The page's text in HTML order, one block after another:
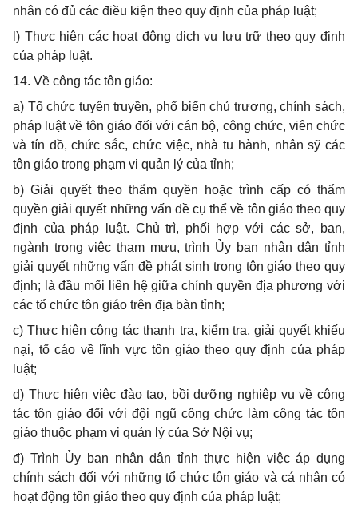
nhân có đủ các điều kiện theo quy định của pháp luật;
) Thực hiện các hoạt động dịch vụ lưu trữ theo quy định
của pháp luật.
14. Về công tác tôn giáo:
a) Tổ chức tuyên truyền, phổ biến chủ trương, chính sách,
pháp luật về tôn giáo đối với cán bộ, công chức, viên chức
và tín đồ, chức sắc, chức việc, nhà tu hành, nhân sỹ các
tôn giáo trong phạm vi quản lý của tỉnh;
b) Giải quyết theo thẩm quyền hoặc trình cấp có thẩm
quyền giải quyết những vấn đề cụ thể về tôn giáo theo quy
định của pháp luật. Chủ trì, phối hợp với các sở, ban,
ngành trong việc tham mưu, trình Ủy ban nhân dân tỉnh
giải quyết những vấn đề phát sinh trong tôn giáo theoquy
định; là đầu mối liên hệ giữa chính quyền địa phương với
các tổ chức tôn giáo trên địa bàn tỉnh;
c)Thực hiện công tác thanh tra, kiểm tra, giải quyết khiếu
nại, tố cáo về lĩnh vực tôn giáo theo quy định của pháp
luật;
d) Thực hiện việc đào tạo, bồi dưỡng nghiệp vụ về công
tác tôn giáo đối với đội ngũ công chức làm công tác tôn
giáo thuộc phạm vi quản lý của Sở Nội vụ;
đ) Trình Ủy ban nhân dân tỉnh thực hiện việc áp dụng
chính sáchđối với những tổ chức tôn giáo và cá nhân có
hoạt động tôn giáo theo quy định của pháp luật;